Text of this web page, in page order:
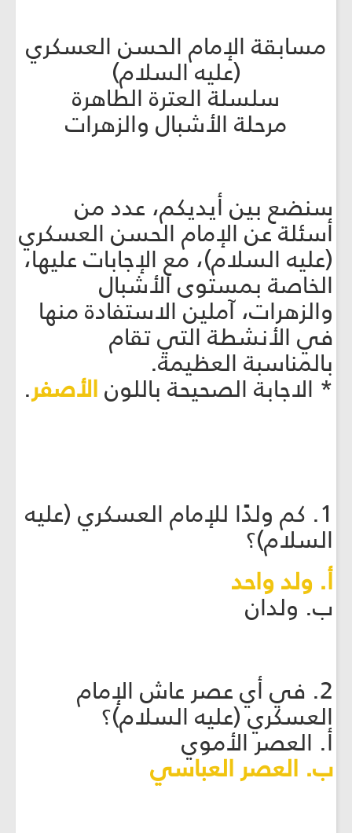
مسابقة الإمام الحسن العسكري
(عليه السلام)
سلسلة العترة الطاهرة
مرحلة الأشبال والزهرات
سنضع بين أيديكم، عدد من
أسئلة عن الإمام الحسن العسكري
(عليه السلام)، مع الإجابات عليها،
الخاصة بمستوى الأشبال
والزهرات، آملين الاستفادة منها
في الأنشطة التي تقام
بالمناسبة العظيمة.
* الاجابة الصحيحة باللونالأصفر.
1. كم ولدًا للإمام العسكري (عليه
السلام)؟
أ. ولد واحد
ب. ولدان
2. في أي عصر عاش الإمام
العسكري (عليه السلام)؟
أ. العصر الأموي
ب. العصر العباسي